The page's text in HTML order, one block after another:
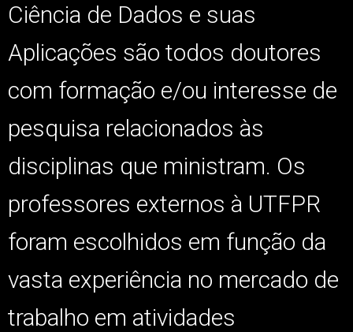
Ciência de Dados e suas
Aplicações são todos doutores
com formação e/ou interesse de
pesquisa relacionados às
disciplinas que ministram. Os
professores externos à UTFPR
foram escolhidos em função da
vasta experiência no mercado de
trabalho em atividades